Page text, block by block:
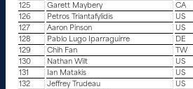
125
Garett Maybery CA
126
Petros Triantafylidis US
127
Aaron Pinson US
128
Pablo Lugo Iparraguirre DE
129
Chih Fan TW
130
Nathan Wilt US
131
Ian Matakis US
132
Jeffrey Trudeau US